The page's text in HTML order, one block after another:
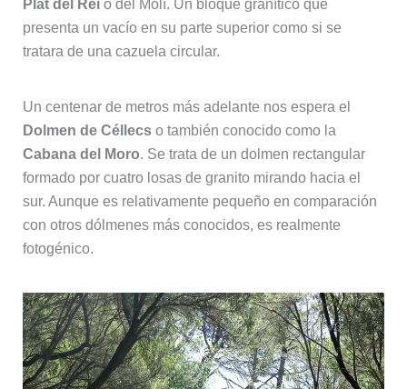
Plat del Reio del Molí. Un bloque granítico que
presenta un vacío en su parte superior como si se
tratara de una cazuela circular.
Un centenar de metros más adelante nos espera el
Dolmen de Céllecso también conocido como la
Cabana del Moro. Se trata de un dolmen rectangular
formado por cuatro losas de granito mirando hacia el
sur. Aunque es relativamente pequeño en comparación
con otros dólmenes más conocidos, es realmente
fotogénico.